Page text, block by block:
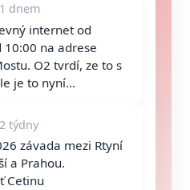
dnem
internet od
10:00 na adrese
O2 tvrdí, ze to s
je to nyní...
týdny
závada mezi Rtyní
a Prahou.
Cetinu